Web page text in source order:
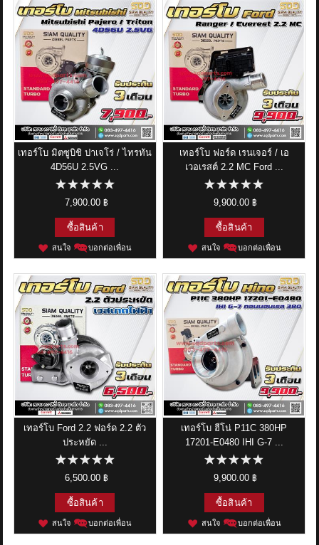
เทอร์โบ มิตซูบิชิ ปาเจโร่ / ไทรทัน
4D56U 2.5VG ...
7,900.00 ฿
ซื้อสินค้า
สนใจ บอกต่อเพื่อน
เทอร์โบ ฟอร์ด เรนเจอร์ / เอ
เวอเรสต์ 2.2 MC Ford ...
9,900.00 ฿
ซื้อสินค้า
สนใจ บอกต่อเพื่อน
เทอร์โบ Ford 2.2 ฟอร์ด 2.2 ตัว
ประหยัด ...
6,500.00 ฿
ซื้อสินค้า
สนใจ บอกต่อเพื่อน
เทอร์โบ ฮีโน่ P11C 380HP
17201-E0480 IHI G-7 ...
9,900.00 ฿
ซื้อสินค้า
สนใจ บอกต่อเพื่อน